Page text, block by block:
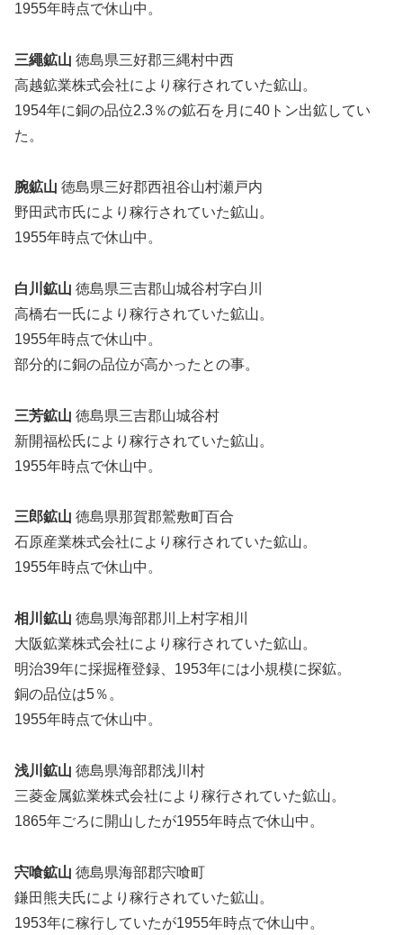
1955年時点で休山中。
三繩鉱山 徳島県三好郡三縄村中西
高越鉱業株式会社により稼行されていた鉱山。
1954年に銅の品位2.3％の鉱石を月に40トン出鉱してい
た。
腕鉱山 徳島県三好郡西祖谷山村瀬戸内
野田武市氏により稼行されていた鉱山。
1955年時点で休山中。
白川鉱山 徳島県三吉郡山城谷村字白川
高橋右一氏により稼行されていた鉱山。
1955年時点で休山中。
部分的に銅の品位が高かったとの事。
三芳鉱山 徳島県三吉郡山城谷村
新開福松氏により稼行されていた鉱山。
1955年時点で休山中。
三郎鉱山 徳島県那賀郡鷲敷町百合
石原産業株式会社により稼行されていた鉱山。
1955年時点で休山中。
相川鉱山 徳島県海部郡川上村字相川
大阪鉱業株式会社により稼行されていた鉱山。
明治39年に採掘権登録、1953年には小規模に探鉱。
銅の品位は5％。
1955年時点で休山中。
浅川鉱山 徳島県海部郡浅川村
三菱金属鉱業株式会社により稼行されていた鉱山。
1865年ごろに開山したが1955年時点で休山中。
宍喰鉱山 徳島県海部郡宍喰町
鎌田熊夫氏により稼行されていた鉱山。
1953年に稼行していたが1955年時点で休山中。